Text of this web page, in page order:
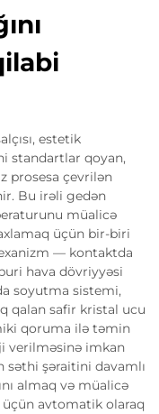
estetik
standartlar qoyan,
prosesa çevrilən
Bu irəli gedən
müalicə
üçün bir-biri
— kontaktda
hava dövriyyəsi
soyutma sistemi,
qalan safir kristal ucu
qoruma ilə təmin
verilməsinə imkan
səthi şəraitini davamlı
almaq və müalicə
avtomatik olaraq